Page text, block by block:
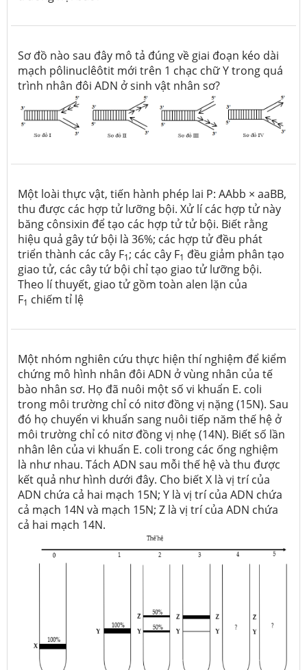
Sơ đồ nào sau đây mô tả đúng về giai đoạn kéo dài
mạch pôlinuclêôtit mới trên 1 chạc chữ Y trong quá
trình nhân đôi ADN ở sinh vật nhân sơ?
Một loài thực vật, tiến hành phép lai P: AAbb × aaBB,
thu được các hợp tử lưỡng bội. Xử lí các hợp tử này
băng cônsixin để tạo các hợp tử tử bội. Biết rằng
hiệu quả gây tứ bội là 36%; các hợp tử đều phát
triển thành các cây F1; các cây F1 đều giảm phân tạo
giao tử, các cây tứ bội chỉ tạo giao tử lưỡng bội.
Theo lí thuyết, giao tử gồm toàn alen lặn của
F1 chiếm tỉ lệ
Một nhóm nghiên cứu thực hiện thí nghiệm để kiểm
chứng mô hình nhân đôi ADN ở vùng nhân của tế
bào nhân sơ. Họ đã nuôi một số vi khuẩn E. coli
trong môi trường chỉ có nitơ đồng vị nặng (15N). Sau
đó họ chuyển vi khuẩn sang nuôi tiếp năm thế hệ ở
môi trường chỉ có nitơ đồng vị nhẹ (14N). Biết số lần
nhân lên của vi khuẩn E. coli trong các ống nghiệm
là như nhau. Tách ADN sau mỗi thế hệ và thu được
kết quả như hình dưới đây. Cho biết X là vị trí của
ADN chứa cả hai mạch 15N; Y là vị trí của ADN chứa
cả mạch 14N và mạch 15N; Z là vị trí của ADN chứa
cả hai mạch 14N.